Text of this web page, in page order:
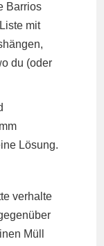
Barrios
mit
du (oder
Lösung.
verhalte
Müll